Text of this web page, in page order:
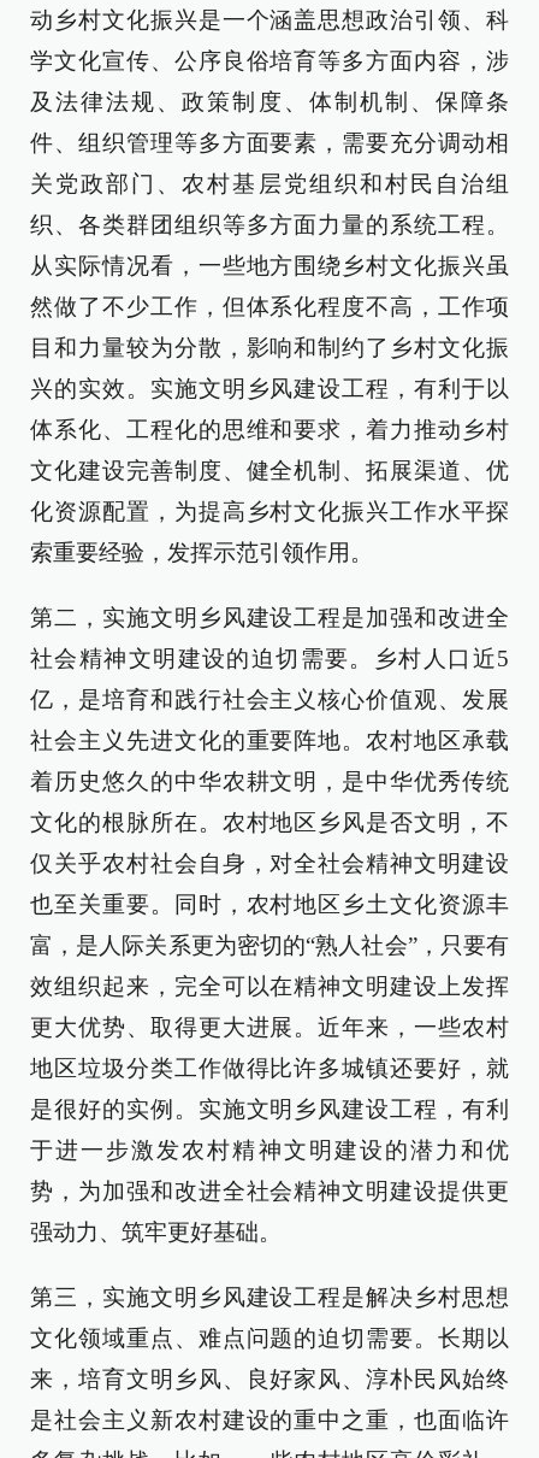
动乡村文化振兴是一个涵盖思想政治引领、科
学文化宣传、公序良俗培育等多方面内容，涉
及法律法规、政策制度、体制机制、保障条
件、组织管理等多方面要素，需要充分调动相
关党政部门、农村基层党组织和村民自治组
织、各类群团组织等多方面力量的系统工程。
从实际情况看，一些地方围绕乡村文化振兴虽
然做了不少工作，但体系化程度不高，工作项
目和力量较为分散，影响和制约了乡村文化振
兴的实效。实施文明乡风建设工程，有利于以
体系化、工程化的思维和要求，着力推动乡村
文化建设完善制度、健全机制、拓展渠道、优
化资源配置，为提高乡村文化振兴工作水平探
索重要经验，发挥示范引领作用。
第二，实施文明乡风建设工程是加强和改进全
社会精神文明建设的迫切需要。乡村人口近5
亿，是培育和践行社会主义核心价值观、发展
社会主义先进文化的重要阵地。农村地区承载
着历史悠久的中华农耕文明，是中华优秀传统
文化的根脉所在。农村地区乡风是否文明，不
仅关乎农村社会自身，对全社会精神文明建设
也至关重要。同时，农村地区乡土文化资源丰
富，是人际关系更为密切的“熟人社会”，只要有
效组织起来，完全可以在精神文明建设上发挥
更大优势、取得更大进展。近年来，一些农村
地区垃圾分类工作做得比许多城镇还要好，就
是很好的实例。实施文明乡风建设工程，有利
于进一步激发农村精神文明建设的潜力和优
势，为加强和改进全社会精神文明建设提供更
强动力、筑牢更好基础。
第三，实施文明乡风建设工程是解决乡村思想
文化领域重点、难点问题的迫切需要。长期以
来，培育文明乡风、良好家风、淳朴民风始终
是社会主义新农村建设的重中之重，也面临许